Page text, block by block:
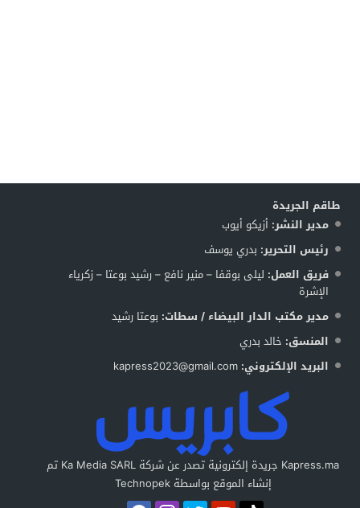
طاقم الجريدة
مدير النشر: أزيكو أيوب
رئيس التحرير: بدري يوسف
فريق العمل: ليلى بوقفا – منير نافع – رشيد بوعتا – زكرياء
الإشرة
مدير مكتب الدار البيضاء / سطات: بوعتا رشيد
المنسق: خالد بدري
البريد الإلكتروني: kapress2023@gmail.com
Kapress.ma جريدة إلكترونية تصدر عن شركة Ka Media SARL تم
إنشاء الموقع بواسطة Technopek